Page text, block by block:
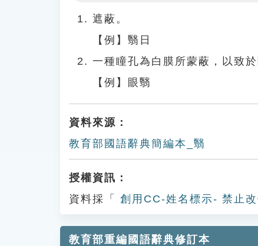
遮蔽。
【例】翳日
一種瞳孔為白膜所蒙蔽，以致
【例】眼翳
資料來源：
教育部國語辭典簡編本_翳
授權資訊：
資料採「
創用CC-姓名標示- 禁止
教育部重編國語辭典修訂本